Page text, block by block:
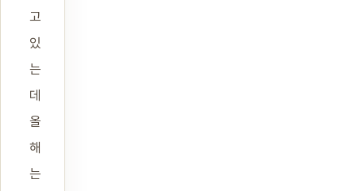
고
있
는
데
올
해
는